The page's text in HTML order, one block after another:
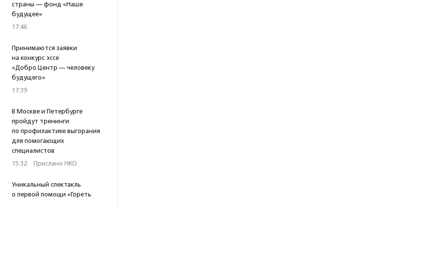
страны — фонд «Наше
будущее»
17:46
Принимаются заявки
на конкурс эссе
«Добро.Центр — человеку
будущего»
17:39
В Москве и Петербурге
пройдут тренинги
по профилактике выгорания
для помогающих
специалистов
15:32 · Прислано НКО
Уникальный спектакль
о первой помощи «Гореть